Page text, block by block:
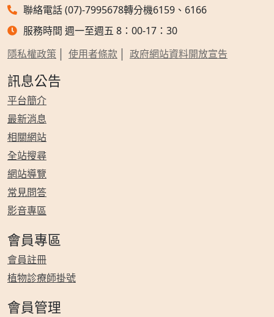
聯絡電話 (07)-7995678轉分機6159、6166
服務時間 週一至週五 8：00-17：30
隱私權政策
使用者條款 政府網站資料開放宣告
訊息公告
平台簡介
最新消息
相關網站
全站搜尋
網站導覽
常見問答
影音專區
會員專區
會員註冊
植物診療師掛號
會員管理